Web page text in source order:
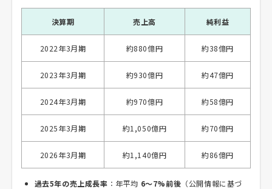
決算期 売上高 純利益
2022年3月期 約880億円 約38億円
2023年3月期 約930億円 約47億円
2024年3月期 約970億円 約58億円
2025年3月期 約1,050億円 約70億円
2026年3月期 約1,140億円 約86億円
過去5年の売上成長率 ：年平均 6〜7%前後 （公開情報に基づ